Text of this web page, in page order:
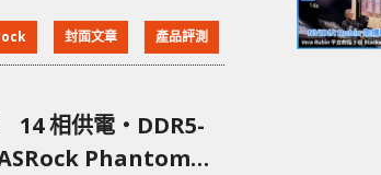
亦正式在香港開
31
封面文章 產品評測
14 相供電‧DDR5-
Phantom